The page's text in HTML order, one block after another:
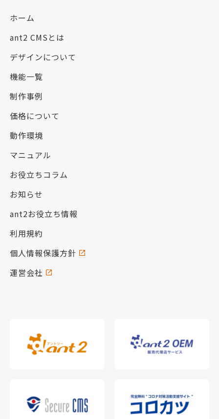
ホーム
ant2 CMSとは
デザインについて
機能一覧
制作事例
価格について
動作環境
マニュアル
お役立ちコラム
お知らせ
ant2お役立ち情報
利用規約
個人情報保護方針
運営会社